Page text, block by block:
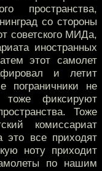
пространства,
со стороны
советского МИДа,
иностранных
этот самолет
и летит
пограничники не
фиксируют
Тоже
комиссариат
это все приходят
ноту приходит
по нашим